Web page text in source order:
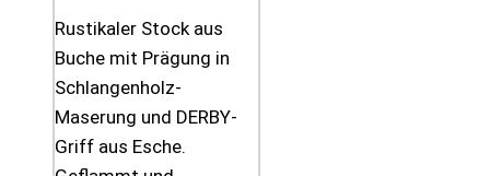
Rustikaler Stock aus
Buche mit Prägung in
Schlangenholz-
Maserung und DERBY-
Griff aus Esche.